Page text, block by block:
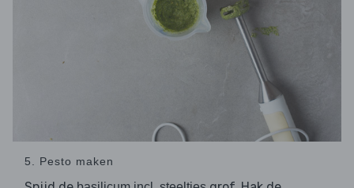
5. Pesto maken